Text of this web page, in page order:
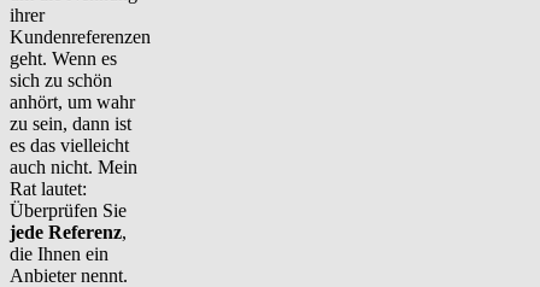
ihrer
Kundenreferenzen
geht. Wenn es
sich zu schön
anhört, um wahr
zu sein, dann ist
es das vielleicht
auch nicht. Mein
Rat lautet:
Überprüfen Sie
jede Referenz,
die Ihnen ein
Anbieter nennt.